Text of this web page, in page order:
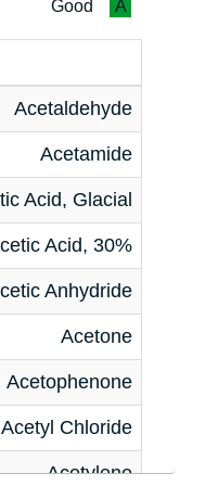
A
Good
Acetaldehyde
Acetamide
Acid, Glacial
Acid, 30%
Anhydride
Acetone
Acetophenone
Acetyl Chloride
Acetylene